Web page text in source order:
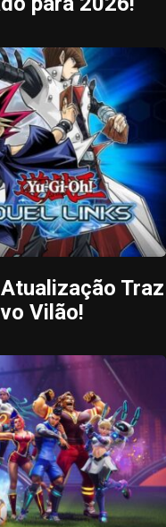
Traz
Vilão!